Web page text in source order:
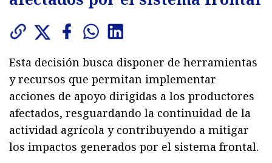
Esta decisión busca disponer de herramientas
y recursos que permitan implementar
acciones de apoyo dirigidas a los productores
afectados, resguardando la continuidad de la
actividad agrícola y contribuyendo a mitigar
los impactos generados por el sistema frontal.